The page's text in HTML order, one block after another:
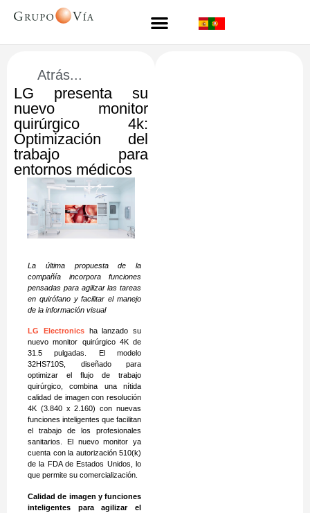
Atrás...
LG presenta su
nuevo monitor
quirúrgico 4k:
Optimización del
trabajo para
entornos médicos
La última propuesta de la
compañía incorpora funciones
pensadas para agilizar las tareas
en quirófano y facilitar el manejo
de la información visual
LG Electronicsha lanzado su
nuevo monitor quirúrgico 4K de
31.5 pulgadas. El modelo
32HS710S, diseñado para
optimizar el flujo de trabajo
quirúrgico, combina una nítida
calidad de imagen con resolución
4K (3.840 x 2.160) con nuevas
funciones inteligentes que facilitan
el trabajo de los profesionales
sanitarios. El nuevo monitor ya
cuenta con la autorización 510(k)
de la FDA de Estados Unidos, lo
que permite su comercialización.
Calidad de imagen y funciones
inteligentes para agilizar el